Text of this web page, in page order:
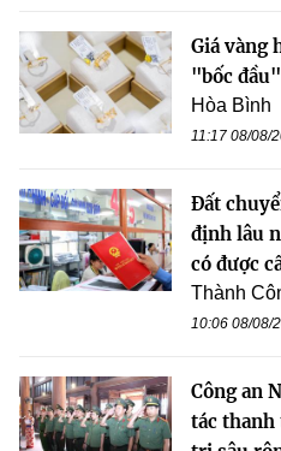
Giá vàng
"bốc
Hòa Bình
11:17 08/08/
Đất
định lâu
có được
Thành
10:06 08/08/
Công an
tác